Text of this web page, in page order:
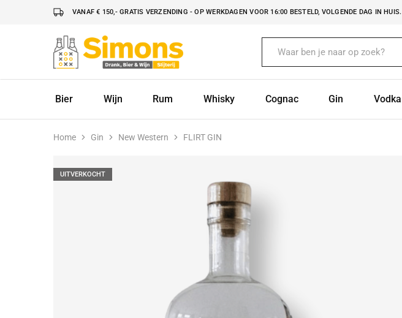
VANAF € 150,- GRATIS VERZENDING - OP WERKDAGEN VOOR 16:00 BESTELD, VOLGENDE DAG IN HUIS.
Simonsdrank.nl
Drank,
Bier
Bier
Wijn Rum Whisky Cognac Gin Vodka
Home Gin New Western FLIRT GIN
UITVERKOCHT